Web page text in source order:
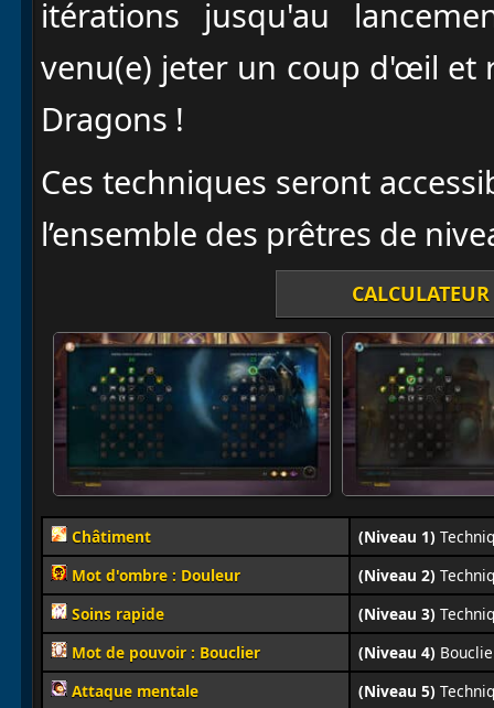
itérations jusqu'au
venu(e) jeter un coup d'œil et
Dragons !
Ces techniques seront
l’ensemble des prêtres de
Châtiment (Niveau 1)
Mot d'ombre : Douleur
(Niveau 2)
Soins rapide
(Niveau 3)
Mot de pouvoir : Bouclier
(Niveau 4)
Attaque mentale
(Niveau 5)